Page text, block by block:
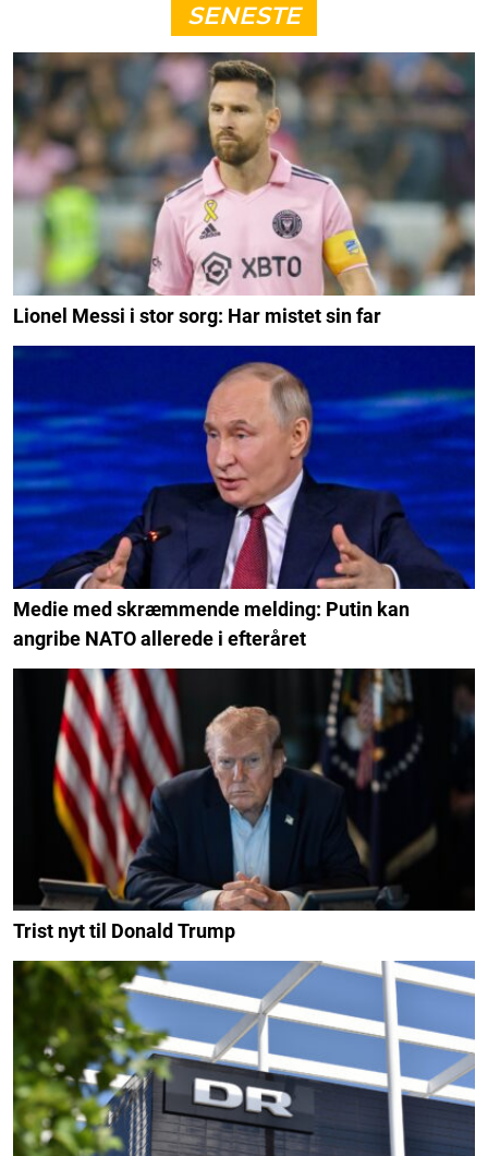
SENESTE
Lionel Messi i stor sorg: Har mistet sin far
Medie med skræmmende melding: Putin kan
angribe NATO allerede i efteråret
Trist nyt til Donald Trump